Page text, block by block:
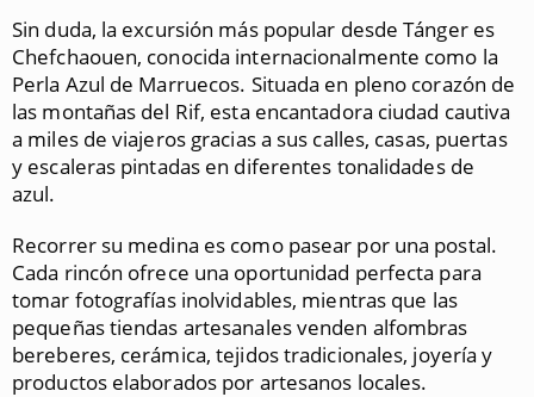
Sin duda, la excursión más popular desde Tánger es
Chefchaouen, conocida internacionalmente como la
Perla Azul de Marruecos. Situada en pleno corazón de
las montañas del Rif, esta encantadora ciudad cautiva
a miles de viajeros gracias a sus calles, casas, puertas
y escaleras pintadas en diferentes tonalidades de
azul.
Recorrer su medina es como pasear por una postal.
Cada rincón ofrece una oportunidad perfecta para
tomar fotografías inolvidables, mientras que las
pequeñas tiendas artesanales venden alfombras
bereberes, cerámica, tejidos tradicionales, joyería y
productos elaborados por artesanos locales.